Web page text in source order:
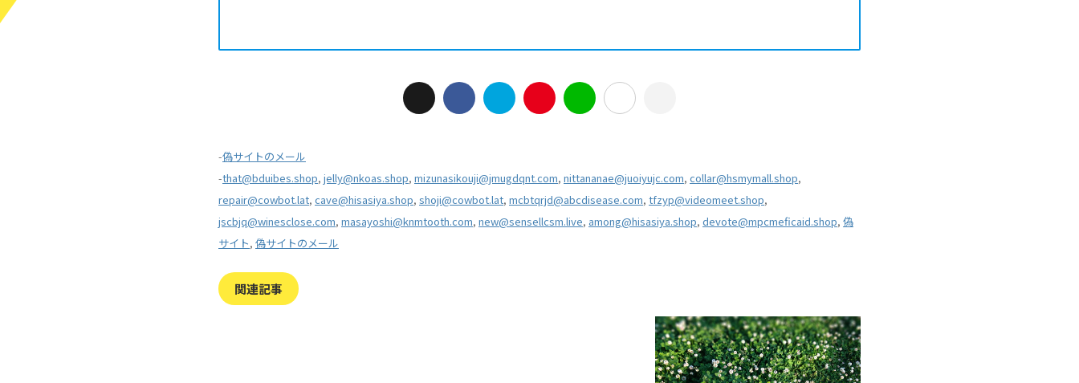
-偽サイトのメール
-that@bduibes.shop, jelly@nkoas.shop, mizunasikouji@jmugdqnt.com, nittananae@juoiyujc.com, collar@hsmymall.shop,
repair@cowbot.lat, cave@hisasiya.shop, shoji@cowbot.lat, mcbtqrjd@abcdisease.com, tfzyp@videomeet.shop,
jscbjq@winesclose.com, masayoshi@knmtooth.com, new@sensellcsm.live, among@hisasiya.shop, devote@mpcmeficaid.shop, 偽
サイト, 偽サイトのメール
関連記事